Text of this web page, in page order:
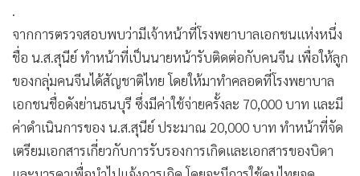
.
จากการตรวจสอบพบว่ามีเจ้าหน้าที่โรงพยาบาลเอกชนแห่งหนึ่ง
ชื่อ น.ส.สุนีย์ ทำหน้าที่เป็นนายหน้ารับติดต่อกับคนจีน เพื่อให้ลูก
ของกลุ่มคนจีนได้สัญชาติไทย โดยให้มาทำคลอดที่โรงพยาบาล
เอกชนชื่อดังย่านธนบุรี ซึ่งมีค่าใช้จ่ายครั้งละ 70,000 บาท และมี
ค่าดำเนินการของ น.ส.สุนีย์ ประมาณ 20,000 บาท ทำหน้าที่จัด
เตรียมเอกสารเกี่ยวกับการรับรองการเกิดและเอกสารของบิดา